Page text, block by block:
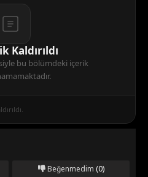
Kaldırıldı
bu bölümdeki içerik
Beğenmedim (0)